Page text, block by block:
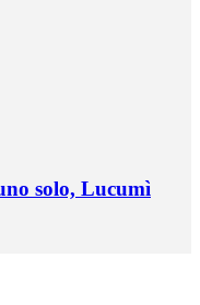
solo, Lucumì